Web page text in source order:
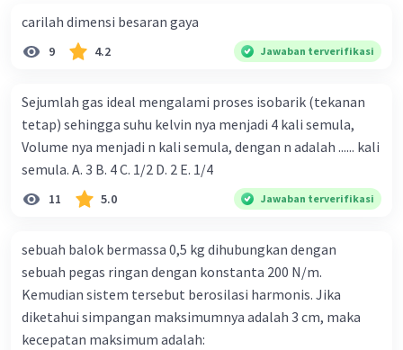
carilah dimensi besaran gaya
9 4.2 Jawaban terverifikasi
Sejumlah gas ideal mengalami proses isobarik (tekanan
tetap) sehingga suhu kelvin nya menjadi 4 kali semula,
Volume nya menjadi n kali semula, dengan n adalah ...... kali
semula. A. 3 B. 4 C. 1/2 D. 2 E. 1/4
11 5.0 Jawaban terverifikasi
sebuah balok bermassa 0,5 kg dihubungkan dengan
sebuah pegas ringan dengan konstanta 200 N/m.
Kemudian sistem tersebut berosilasi harmonis. Jika
diketahui simpangan maksimumnya adalah 3 cm, maka
kecepatan maksimum adalah: